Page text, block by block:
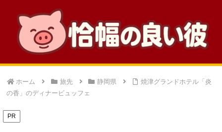
ホーム 旅先 静岡県
焼津グランドホテル「炎
の香」のディナービュッフェ
PR